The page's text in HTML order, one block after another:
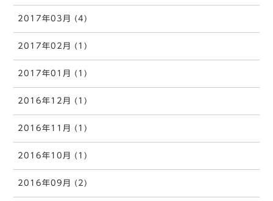
2017年03月 (4)
2017年02月 (1)
2017年01月 (1)
2016年12月 (1)
2016年11月 (1)
2016年10月 (1)
2016年09月 (2)